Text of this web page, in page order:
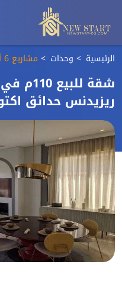
الرئيسية وحدات مشاريع 6 أكتوبر
شقة
ريزيدنس حدائق